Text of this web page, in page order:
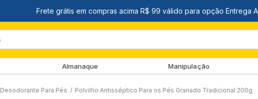
Almanaque Manipulação
Desodorante Para Pés / Polvilho Antisséptico Para os Pés Granado Tradicional 200g